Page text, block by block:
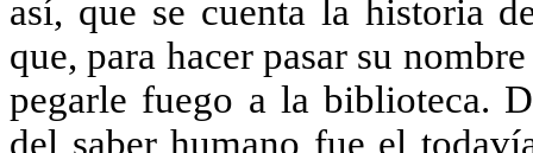
así, que se cuenta la historia
que, para hacer pasar su
pegarle fuego a la biblioteca.
del saber humano fue el